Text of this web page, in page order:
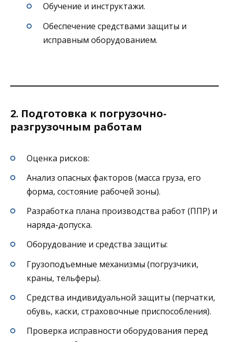
Обучение и инструктажи.
Обеспечение средствами защиты и
исправным оборудованием.
2. Подготовка к погрузочно-
разгрузочным работам
Оценка рисков:
Анализ опасных факторов (масса груза, его
форма, состояние рабочей зоны).
Разработка плана производства работ (ППР) и
наряда-допуска.
Оборудование и средства защиты:
Грузоподъемные механизмы (погрузчики,
краны, тельферы).
Средства индивидуальной защиты (перчатки,
обувь, каски, страховочные приспособления).
Проверка исправности оборудования перед